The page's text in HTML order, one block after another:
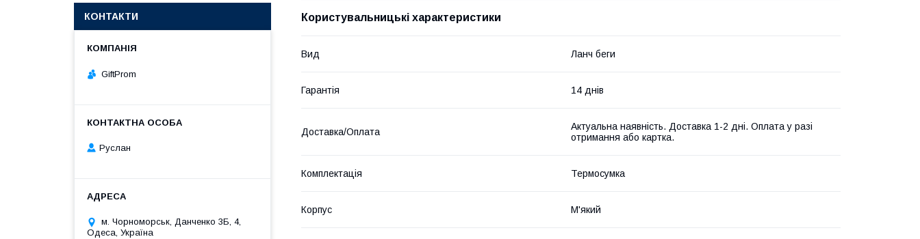
Користувальницькі характеристики
Вид Ланч беги
Гарантія 14 днів
Доставка/Оплата
Актуальна наявність. Доставка 1-2 дні. Оплата у разі
отримання або картка.
Комплектація Термосумка
Корпус М'який
КОНТАКТИ
GiftProm
Руслан
м. Чорноморськ, Данченко 3Б, 4,
Одеса, Україна